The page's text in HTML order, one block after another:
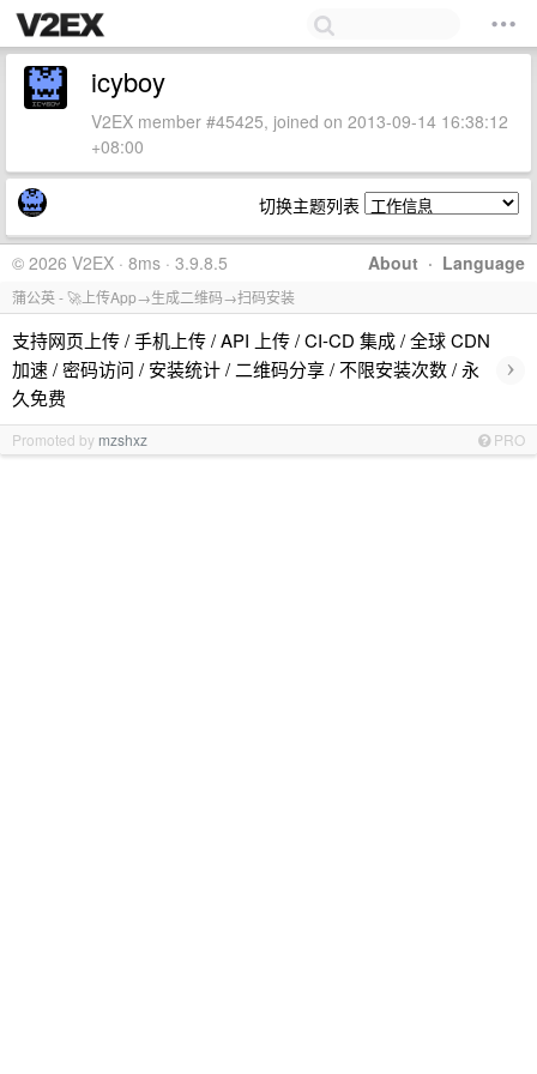
icyboy
V2EX member #45425, joined on 2013-09-14 16:38:12
+08:00
切换主题列表
About · Language
© 2026 V2EX · 8ms · 3.9.8.5
蒲公英 - 🚀上传App→生成二维码→扫码安装
支持网页上传 / 手机上传 / API 上传 / CI-CD 集成 / 全球 CDN
加速 / 密码访问 / 安装统计 / 二维码分享 / 不限安装次数 / 永
久免费
›
Promoted by mzshxz PRO